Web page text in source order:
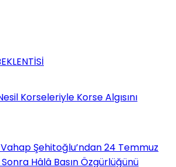
Korseleriyle Korse Algısını
Vahap Şehitoğlu’ndan 24 Temmuz
Sonra Hâlâ Basın Özgürlüğünü